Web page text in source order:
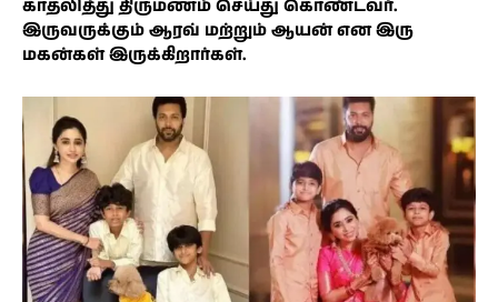
காதலித்து திருமணம் செய்து கொண்டவர்.
இருவருக்கும் ஆரவ் மற்றும் ஆயன் என இரு
மகன்கள் இருக்கிறார்கள்.